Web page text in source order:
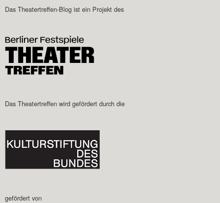
Das Theatertreffen-Blog ist ein Projekt des
Das Theatertreffen wird gefördert durch die
gefördert von